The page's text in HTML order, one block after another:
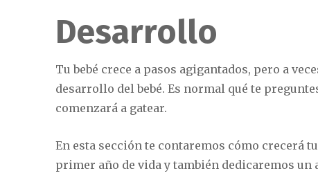
Desarrollo
Tu bebé crece a pasos agigantados, pero a
desarrollo del bebé. Es normal qué te
comenzará a gatear.
En esta sección te contaremos cómo crecerá
primer año de vida y también dedicaremos